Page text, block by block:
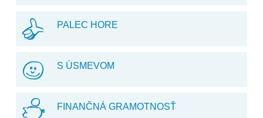
PALEC HORE
S ÚSMEVOM
FINANČNÁ GRAMOTNOSŤ